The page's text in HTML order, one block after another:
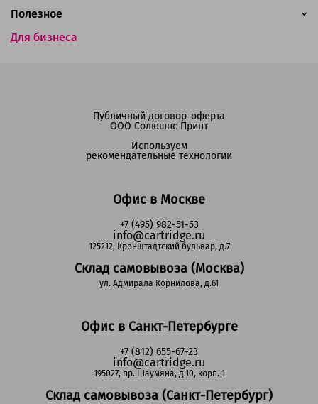
Для бизнеса
Полезное
Офис в Москве
+7 (495) 982-51-53
info@cartridge.ru
125212, Кронштадтский бульвар, д.7
Склад самовывоза (Москва)
ул. Адмирала Корнилова, д.61
Офис в Санкт-Петербурге
+7 (812) 655-67-23
info@cartridge.ru
195027, пр. Шаумяна, д.10, корп. 1
Склад самовывоза (Санкт-Петербург)
Публичный договор-оферта
ООО Солюшнс Принт
Используем
рекомендательные технологии